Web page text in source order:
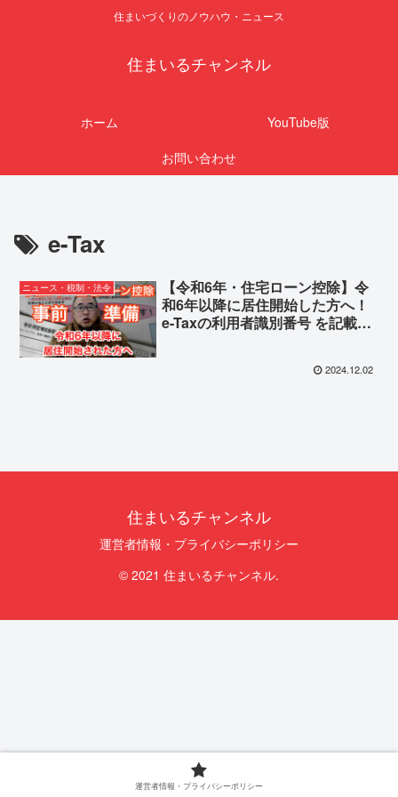
住まいづくりのノウハウ・ニュース
住まいるチャンネル
ホーム
YouTube版
お問い合わせ
e-Tax
ニュース・税制・法令
【令和6年・住宅ローン控除】令
和6年以降に居住開始した方へ！
e-Taxの利用者識別番号 を記載し
2024.12.02
住まいるチャンネル
運営者情報・プライバシーポリシー
© 2021 住まいるチャンネル.
運営者情報・プライバシーポリシー